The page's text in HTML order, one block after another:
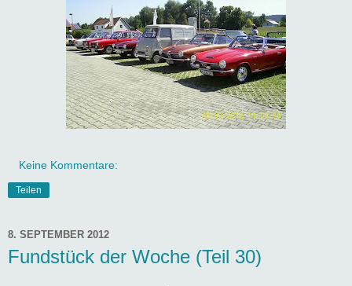
Keine Kommentare:
Teilen
8. SEPTEMBER 2012
Fundstück der Woche (Teil 30)